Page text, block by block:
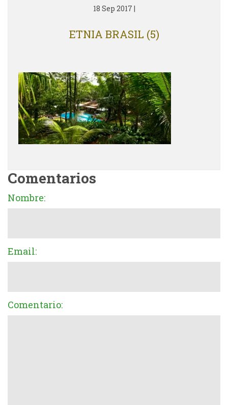
18 Sep 2017 |
ETNIA BRASIL (5)
Comentarios
Nombre:
Email:
Comentario: